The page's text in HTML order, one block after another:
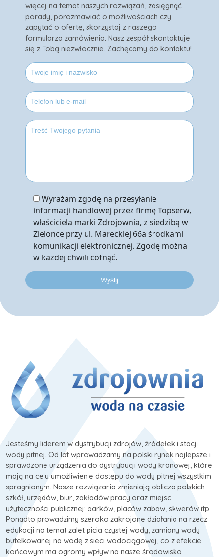
więcej na temat naszych rozwiązań, zasięgnąć
porady, porozmawiać o możliwościach czy
zapytać o ofertę, skorzystaj z naszego
formularza zamówienia. Nasz zespół skontaktuje
się z Tobą niezwłocznie. Zachęcamy do kontaktu!
Wyrażam zgodę na przesyłanie
informacji handlowej przez firmę Topserw,
właściciela marki Zdrojownia, z siedzibą w
Zielonce przy ul. Mareckiej 66a środkami
komunikacji elektronicznej. Zgodę można
w każdej chwili cofnąć.
Jesteśmy liderem w dystrybucji zdrojów, źródełek i stacji
wody pitnej. Od lat wprowadzamy na polski rynek najlepsze i
sprawdzone urządzenia do dystrybucji wody kranowej, które
mają na celu umożliwienie dostępu do wody pitnej wszystkim
spragnionym. Nasze rozwiązania zmieniają oblicza polskich
szkół, urzędów, biur, zakładów pracy oraz miejsc
użyteczności publicznej: parków, placów zabaw, skwerów itp.
Ponadto prowadzimy szeroko zakrojone działania na rzecz
edukacji na temat zalet picia czystej wody, zamiany wody
butelkowanej na wodę z sieci wodociągowej, co z efekcie
końcowym ma ogromy wpływ na nasze środowisko